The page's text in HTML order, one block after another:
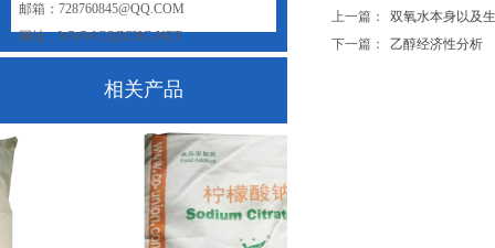
上一篇：
双氧水本身以及
下一篇：
乙醇经济性分析
邮箱：728760845@QQ.COM
网址：WWW.CQZCHG.NET
相关产品